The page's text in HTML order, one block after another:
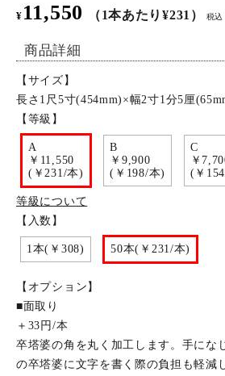
特定商取引法について
お問い合わせ
¥ 11,550 （1本あたり¥231） 税込
商品詳細
【サイズ】
長さ1尺5寸(454mm)×幅2寸1分5厘
【等級】
A
￥11,550
(￥231/本)
B
￥9,900
(￥198/本)
C
￥
(￥
等級について
【入数】
1本(￥308) 50本(￥231/本)
【オプション】
■面取り
＋33円/本
卒塔婆の角を丸く加工します。手にな
の卒塔婆に文字を書く際の負担も軽減